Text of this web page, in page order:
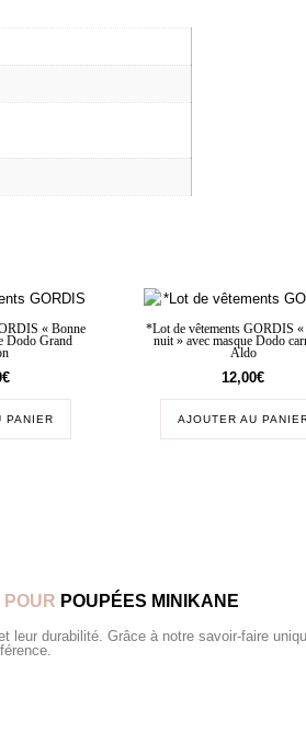
« Bonne
Dodo Grand
€
PANIER
*Lot de vêtements GORDIS «
nuit » avec masque Dodo
Aldo
12,00€
AJOUTER AU
POUR POUPÉES MINIKANE
durabilité. Grâce à notre savoir-faire